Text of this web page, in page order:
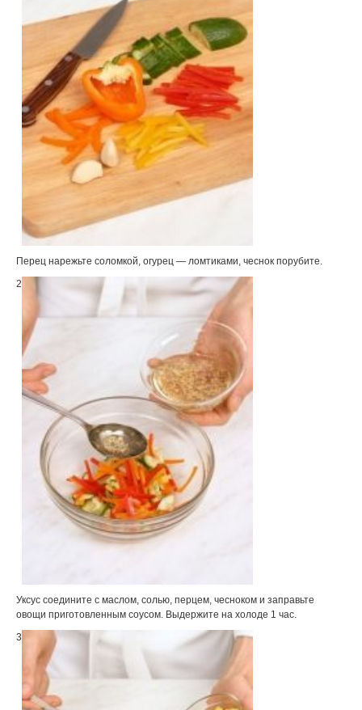
Перец нарежьте соломкой, огурец — ломтиками, чеснок порубите.
2
Уксус соедините с маслом, солью, перцем, чесноком и заправьте
овощи приготовленным соусом. Выдержите на холоде 1 час.
3